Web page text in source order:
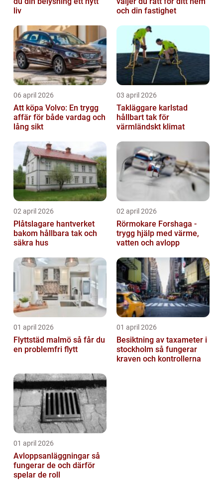
liv
och din fastighet
06 april 2026
Att köpa Volvo: En trygg
affär för både vardag och
lång sikt
03 april 2026
Takläggare karlstad
hållbart tak för
värmländskt klimat
02 april 2026
Plåtslagare hantverket
bakom hållbara tak och
säkra hus
02 april 2026
Rörmokare Forshaga -
trygg hjälp med värme,
vatten och avlopp
01 april 2026
Flyttstäd malmö så får du
en problemfri flytt
01 april 2026
Besiktning av taxameter i
stockholm så fungerar
kraven och kontrollerna
01 april 2026
Avloppsanläggningar så
fungerar de och därför
spelar de roll